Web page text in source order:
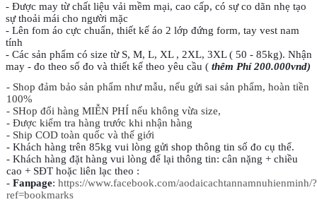
- Được may từ chất liệu vải mềm mại, cao cấp, có sự co dãn nhẹ tạo
sự thoải mái cho người mặc
- Lên fom áo cực chuẩn, thiết kế áo 2 lớp đứng form, tay vest nam
tính
- Các sản phẩm có size từ S, M, L, XL , 2XL, 3XL ( 50 - 85kg). Nhận
may - đo theo số đo và thiết kế theo yêu cầu ( thêm Phí 200.000vnd)
- Shop đảm bảo sản phẩm như mẫu, nếu gửi sai sản phẩm, hoàn tiền
100%
- SHop đổi hàng MIỄN PHÍ nếu không vừa size,
- Được kiểm tra hàng trước khi nhận hàng
- Ship COD toàn quốc và thế giới
- Khách hàng trên 85kg vui lòng gửi shop thông tin số đo cụ thể.
- Khách hàng đặt hàng vui lòng để lại thông tin: cân nặng + chiều
cao + SĐT hoặc liên lạc theo :
- Fanpage: https://www.facebook.com/aodaicachtannamnuhienminh/?
ref=bookmarks